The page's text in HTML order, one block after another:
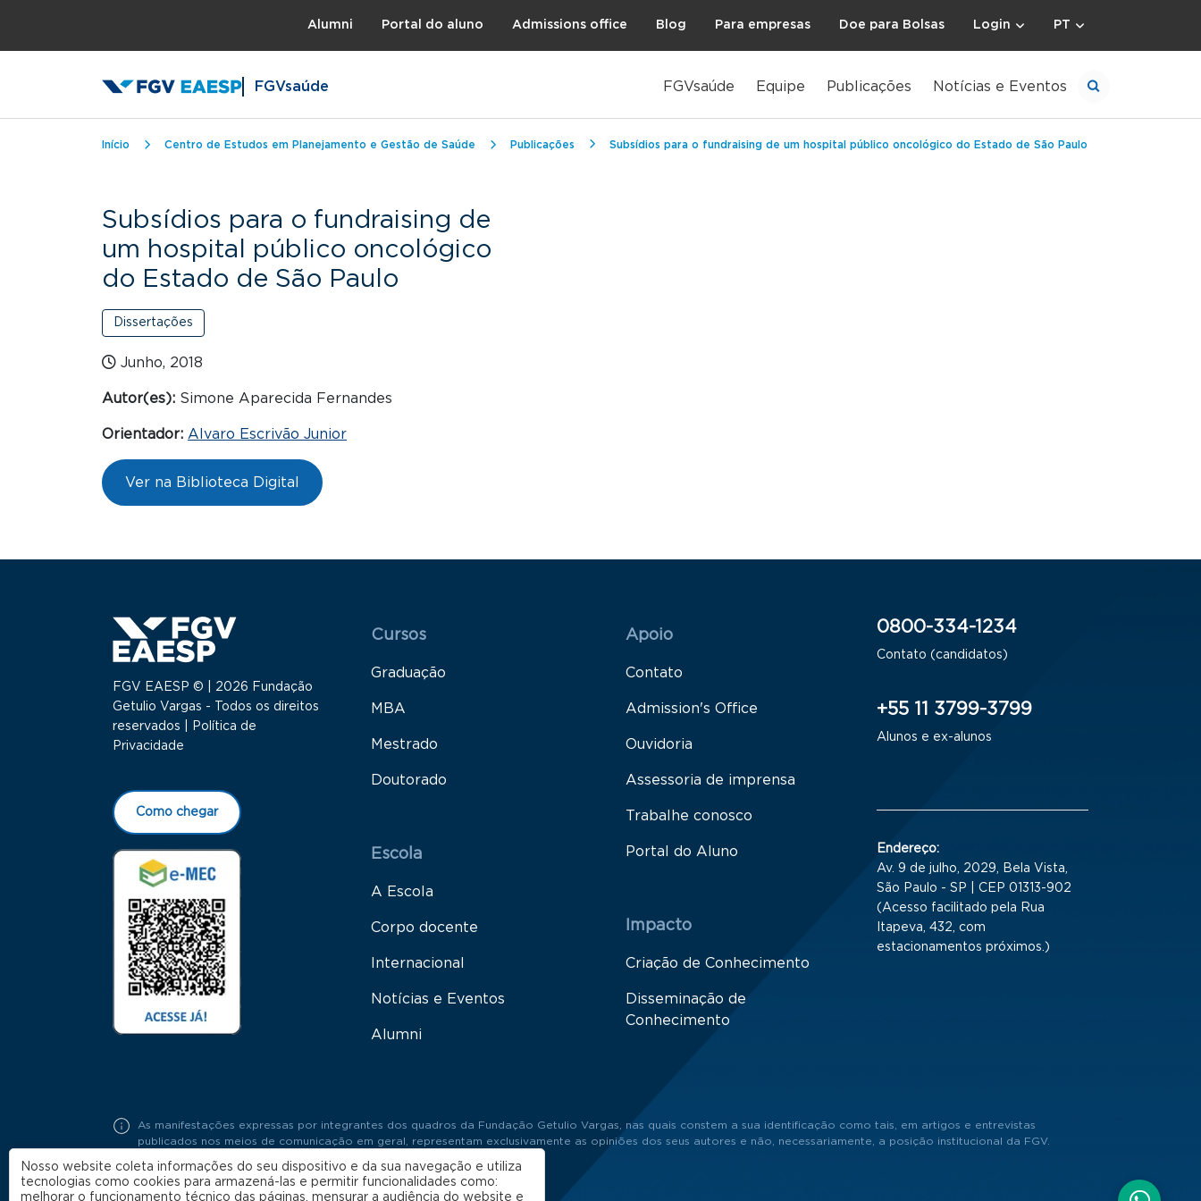
Alumni Portal do aluno Admissions office Blog Para empresas Doe para Bolsas Login PT
FGVsaúde FGVsaúde Equipe Publicações Notícias e Eventos
Trilha de navegação
Início Centro de Estudos em Planejamento e Gestão de Saúde Publicações Subsídios para o fundraising de um hospital público oncológico do Estado de São Paulo
Subsídios para o fundraising de
um hospital público oncológico
do Estado de São Paulo
Dissertações
Junho, 2018
Autor(es): Simone Aparecida Fernandes
Orientador: Alvaro Escrivão Junior
Ver na Biblioteca Digital
FGV EAESP © | 2026 Fundação
Getulio Vargas - Todos os direitos
reservados |
Política de
Privacidade
Como chegar
Menu Rodapé 1
Cursos
Graduação
MBA
Mestrado
Doutorado
Escola
A Escola
Corpo docente
Internacional
Notícias e Eventos
Alumni
Rodapé 2
Apoio
Contato
Admission's Office
Ouvidoria
Assessoria de imprensa
Trabalhe conosco
Portal do Aluno
Impacto
Criação de Conhecimento
Disseminação de
Conhecimento
0800-334-1234
Contato (candidatos)
+55 11 3799-3799
Alunos e ex-alunos
Endereço:
Av. 9 de julho, 2029, Bela Vista,
São Paulo - SP | CEP 01313-902
(Acesso facilitado pela Rua
Itapeva, 432, com
estacionamentos próximos.)
As manifestações expressas por integrantes dos quadros da Fundação Getulio Vargas, nas quais constem a sua identificação como tais, em artigos e entrevistas
publicados nos meios de comunicação em geral, representam exclusivamente as opiniões dos seus autores e não, necessariamente, a posição institucional da FGV.
Nosso website coleta informações do seu dispositivo e da sua navegação e utiliza
tecnologias como cookies para armazená-las e permitir funcionalidades como:
melhorar o funcionamento técnico das páginas, mensurar a audiência do website e